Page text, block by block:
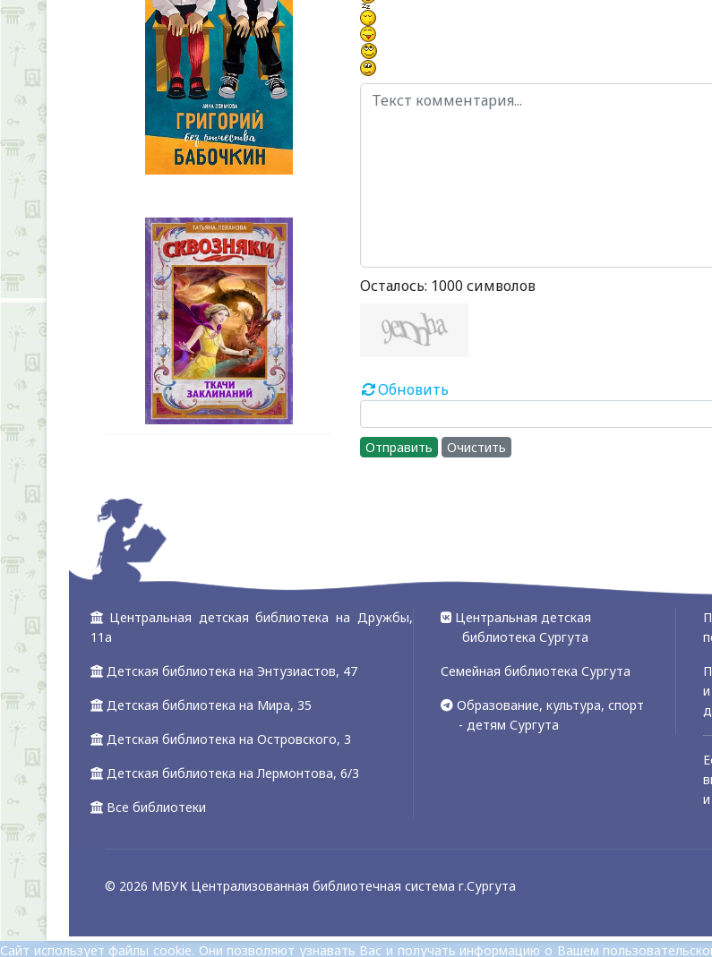
Осталось: 1000 символов
Обновить
Отправить Очистить
Центральная детская библиотека на Дружбы,
11а
Детская библиотека на Энтузиастов, 47
Детская библиотека на Мира, 35
Детская библиотека на Островского, 3
Детская библиотека на Лермонтова, 6/3
Все библиотеки
Центральная детская
библиотека Сургута
Семейная библиотека Сургута
Образование, культура, спорт
- детям Сургута
© 2026 МБУК Централизованная библиотечная система г.Сургута
Сайт использует файлы cookie. Они позволяют узнавать Вас и получать информацию о Вашем